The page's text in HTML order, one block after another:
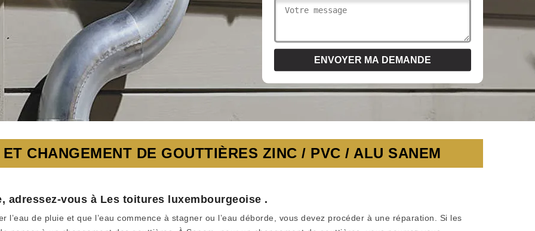
CHANGEMENT DE GOUTTIÈRES ZINC / PVC / ALU SANEM
adressez-vous à Les toitures luxembourgeoise .
l’eau de pluie et que l’eau commence à stagner ou l’eau déborde, vous devez procéder à une réparation. Si les